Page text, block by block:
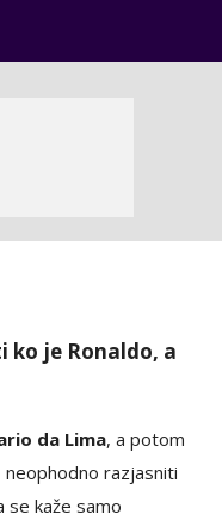
ko je Ronaldo, a
da Lima, a potom
razjasniti
se kaže samo